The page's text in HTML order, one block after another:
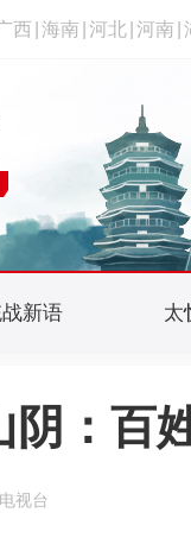
西 海南 河北 河南
新语 太
阴：百
视台